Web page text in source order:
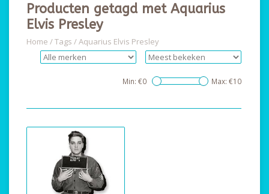
Producten getagd met Aquarius
Elvis Presley
Home /Tags /Aquarius Elvis Presley
Min: €0 Max: €10